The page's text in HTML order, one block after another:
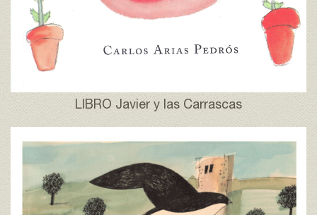
LIBRO Javier y las Carrascas